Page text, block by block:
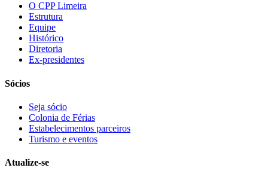
O CPP Limeira
Estrutura
Equipe
Histórico
Diretoria
Ex-presidentes
Sócios
Seja sócio
Colonia de Férias
Estabelecimentos parceiros
Turismo e eventos
Atualize-se